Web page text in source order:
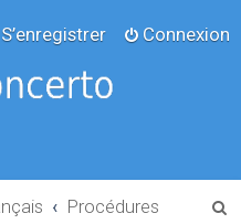
Connexion
S’enregistrer
Procédures